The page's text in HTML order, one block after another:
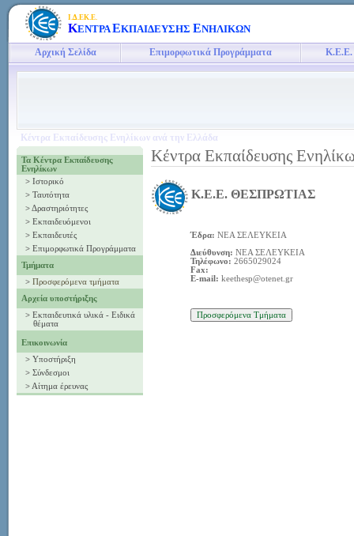
Ι.Δ.ΕΚ.Ε.
ΚΕΝΤΡΑΕΚΠΑΙΔΕΥΣΗΣ ΕΝΗΛΙΚΩΝ
Αρχική Σελίδα Επιμορφωτικά Προγράμματα Κ.Ε.Ε.
Κέντρα Εκπαίδευσης Ενηλίκων ανά την Ελλάδα
Τα Κέντρα Εκπαίδευσης
Ενηλίκων
> Ιστορικό
> Ταυτότητα
>Δραστηριότητες
> Εκπαιδευόμενοι
> Εκπαιδευτές
> Επιμορφωτικά Προγράμματα
Τμήματα
> Προσφερόμενα τμήματα
Αρχεία υποστήριξης
> Εκπαιδευτικά υλικά - Ειδικά
θέματα
Επικοινωνία
> Υποστήριξη
> Σύνδεσμοι
> Αίτημα έρευνας
Κέντρα Εκπαίδευσης
Κ.Ε.Ε. ΘΕΣΠΡΩΤΙΑΣ
Έδρα: ΝΕΑ ΣΕΛΕΥΚΕΙΑ
Διεύθυνση: ΝΕΑ ΣΕΛΕΥΚΕΙΑ
Τηλέφωνο: 2665029024
Fax:
E-mail: keethesp@otenet.gr